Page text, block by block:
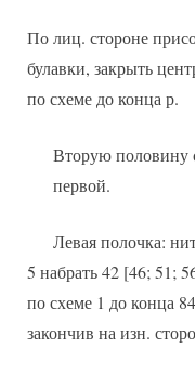
По лиц. стороне
булавки, закрыть
по схеме до конца р.
Вторую половину
первой.
Левая полочка:
5 набрать 42 [46; 51;
по схеме 1 до конца
закончив на изн.